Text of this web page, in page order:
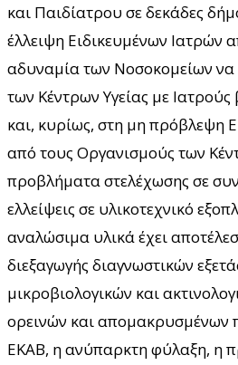
και Παιδίατρου σε δεκάδες
έλλειψη Ειδικευμένων Ιατρών
αδυναμία των Νοσοκομείων να
των Κέντρων Υγείας με
και, κυρίως, στη μη πρόβλεψη
από τους Οργανισμούς των
προβλήματα στελέχωσης σε
ελλείψεις σε υλικοτεχνικό
αναλώσιμα υλικά έχει
διεξαγωγής διαγνωστικών
μικροβιολογικών και
ορεινών και απομακρυσμένων
ΕΚΑΒ, η ανύπαρκτη φύλαξη, η